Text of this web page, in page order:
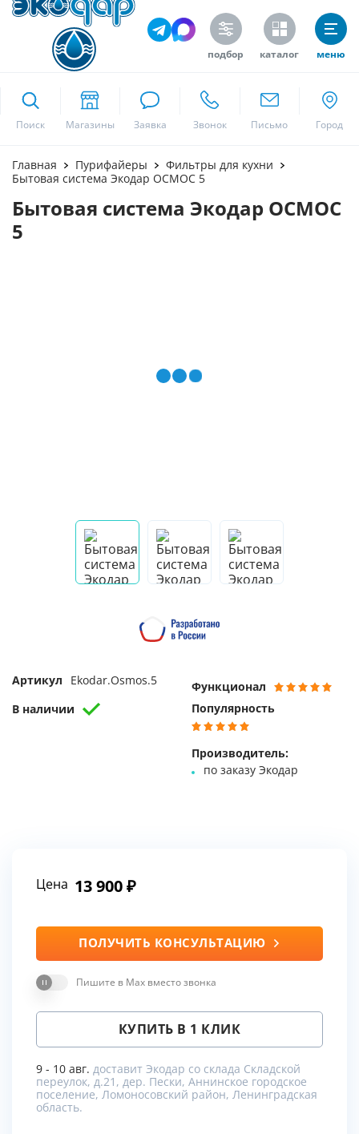
подбор каталог меню
Поиск
Москва
Главная Пурифайеры
Фильтры для кухни
Бытовая система Экодар ОСМОС 5
Бытовая система Экодар ОСМОС
5
Артикул Ekodar.Osmos.5
В наличии
Функционал
Популярность
Производитель:
по заказу Экодар
Цена 13 900
ПОЛУЧИТЬ КОНСУЛЬТАЦИЮ
Пишите в Max вместо звонка
КУПИТЬ В 1 КЛИК
9 - 10 авг. доставит Экодар со склада Складской
переулок, д.21, дер. Пески, Аннинское городское
поселение, Ломоносовский район, Ленинградская
область.